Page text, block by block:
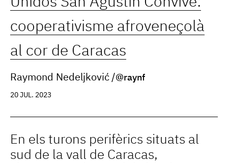
cooperativisme afroveneçolà
al cor de Caracas
Raymond Nedeljković @raynf
20 JUL. 2023
En els turons perifèrics situats al
sud de la vall de Caracas,